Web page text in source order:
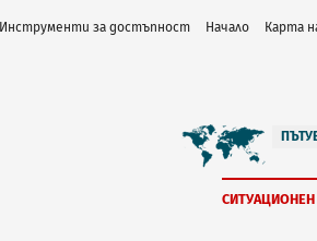
Инструменти за достъпност Начало Карта